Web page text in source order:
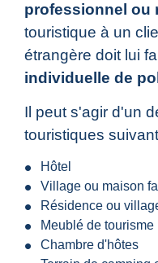
professionnel ou
touristique à un
étrangère doit lui
individuelle de
Il peut s'agir d'un
touristiques
Hôtel
Village ou maison
Résidence ou
Meublé de tourisme
Chambre d'hôtes